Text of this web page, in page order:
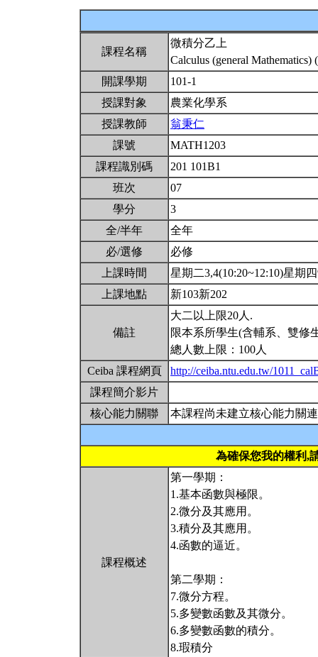
課程名稱
微積分乙上
Calculus (general Mathematics)
開課學期
101-1
授課對象
農業化學系
授課教師
翁秉仁
課號
MATH1203
課程識別碼
201 101B1
班次
07
學分
3
全/半年
全年
必/選修
必修
上課時間
星期二3,4(10:20~12:10)星期
上課地點
新103新202
備註
大二以上限20人.
限本系所學生(含輔系、雙修
總人數上限：100人
Ceiba 課程網頁
http://ceiba.ntu.edu.tw/
課程簡介影片
核心能力關聯
本課程尚未建立核心能力關連
為確保您我的權利,
課程概述
第一學期：
1.基本函數與極限。
2.微分及其應用。
3.積分及其應用。
4.函數的逼近。
第二學期：
7.微分方程。
5.多變數函數及其微分。
6.多變數函數的積分。
8.瑕積分